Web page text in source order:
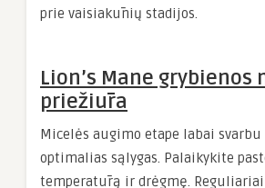
prie vaisiakūnių stadijos.
Lion’s Mane grybienos
priežiūra
Micelės augimo etape labai
optimalias sąlygas. Palaikykite
temperatūrą ir drėgmę.